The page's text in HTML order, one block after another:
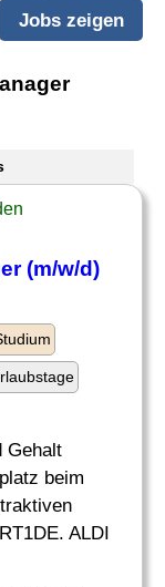
(m/w/d)
Gehalt
beim
ALDI